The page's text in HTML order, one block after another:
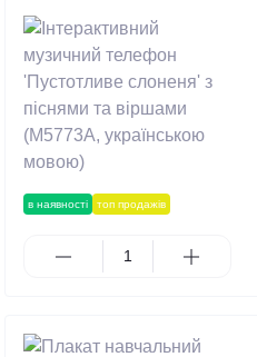
в наявності топ продажів